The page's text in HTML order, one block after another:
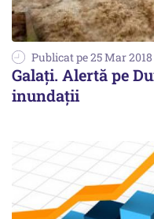
Publicat pe 25 Mar 2018
Galați. Alertă pe
inundații